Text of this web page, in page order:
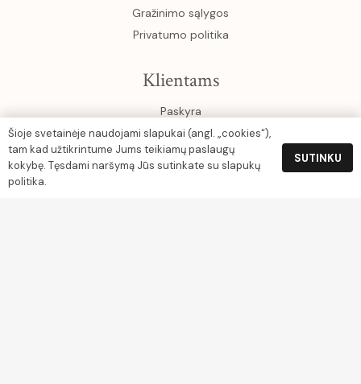
Gražinimo sąlygos
Privatumo politika
Klientams
Paskyra
Krepšelis
Rekvizitai
Šioje svetainėje naudojami slapukai (angl. „cookies“),
tam kad užtikrintume Jums teikiamų paslaugų
kokybę. Tęsdami naršymą Jūs sutinkate su slapukų
politika.
SUTINKU